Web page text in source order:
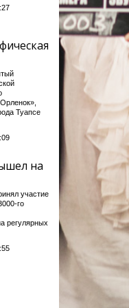
Туапсе
на
участие
го
регулярных